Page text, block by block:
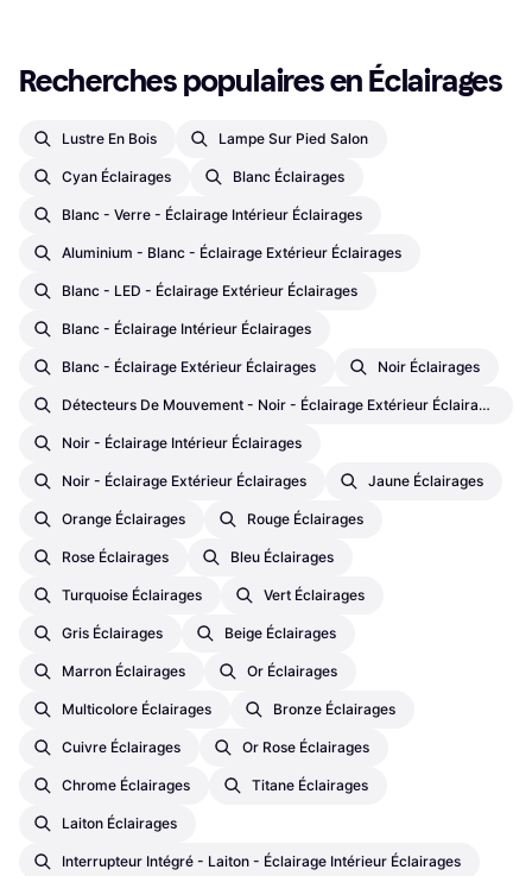
Recherches populaires en Éclairages
Lustre En Bois Lampe Sur Pied Salon
Cyan Éclairages Blanc Éclairages
Blanc - Verre - Éclairage Intérieur Éclairages
Aluminium - Blanc - Éclairage Extérieur Éclairages
Blanc - LED - Éclairage Extérieur Éclairages
Blanc - Éclairage Intérieur Éclairages
Blanc - Éclairage Extérieur Éclairages Noir Éclairages
Détecteurs De Mouvement - Noir - Éclairage Extérieur Éclairages
Noir - Éclairage Intérieur Éclairages
Noir - Éclairage Extérieur Éclairages Jaune Éclairages
Orange Éclairages Rouge Éclairages
Rose Éclairages Bleu Éclairages
Turquoise Éclairages Vert Éclairages
Gris Éclairages Beige Éclairages
Marron Éclairages Or Éclairages
Multicolore Éclairages Bronze Éclairages
Cuivre Éclairages Or Rose Éclairages
Chrome Éclairages Titane Éclairages
Laiton Éclairages
Interrupteur Intégré - Laiton - Éclairage Intérieur Éclairages